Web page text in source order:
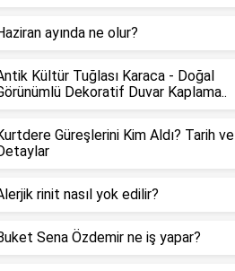
ayında ne olur?
Kültür Tuğlası Karaca - Doğal
Dekoratif Duvar Kaplama..
Güreşlerini Kim Aldı? Tarih ve
rinit nasıl yok edilir?
Sena Özdemir ne iş yapar?